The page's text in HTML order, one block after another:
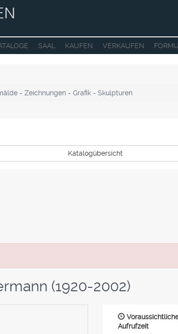
SAAL KAUFEN VERKAUFEN
- Zeichnungen - Grafik - Skulpturen
Katalogübersicht
(1920-2002)
Aufrufzeit